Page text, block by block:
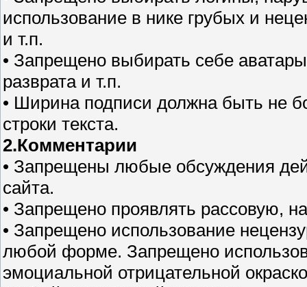
использование в нике грубых и
и т.п.
• Запрещено выбирать себе
разврата и т.п.
• Ширина подписи должна быть не
строки текста.
2.Комментарии
• Запрещены любые обсуждения
сайта.
• Запрещено проявлять рассовую,
• Запрещено использование
любой форме. Запрещено
эмоциальной отрицательной